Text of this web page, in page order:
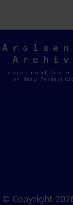
Arolsen
Archives
© Copyright